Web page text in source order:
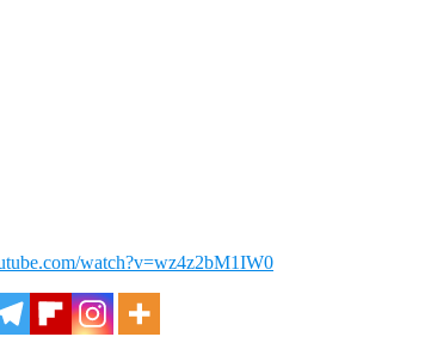
watch?v=wz4z2bM1IW0